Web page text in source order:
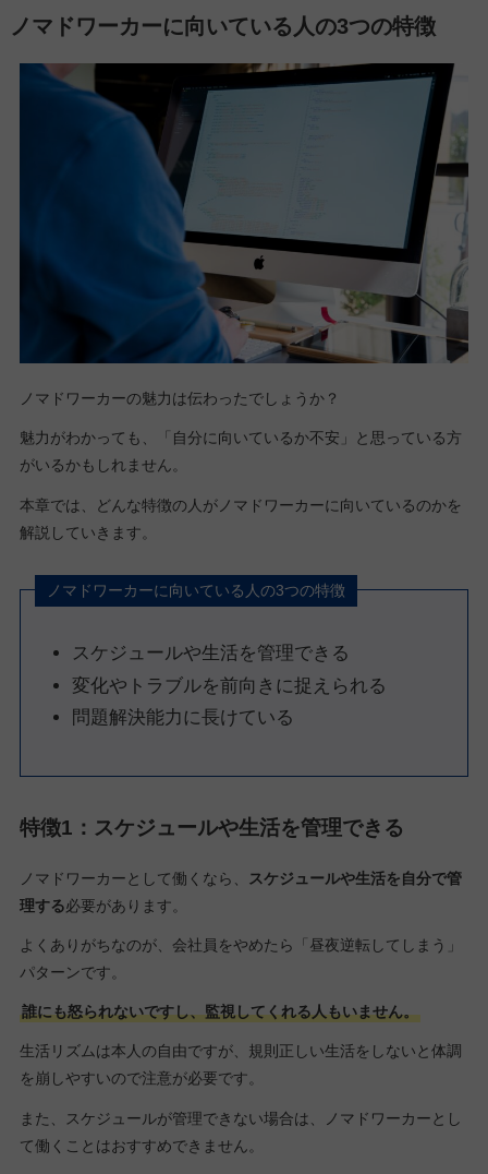
ノマドワーカーに向いている人の3つの特徴
ノマドワーカーの魅力は伝わったでしょうか？
魅力がわかっても、「自分に向いているか不安」と思っている方
がいるかもしれません。
本章では、どんな特徴の人がノマドワーカーに向いているのかを
解説していきます。
ノマドワーカーに向いている人の3つの特徴
スケジュールや生活を管理できる
変化やトラブルを前向きに捉えられる
問題解決能力に長けている
特徴1：スケジュールや生活を管理できる
ノマドワーカーとして働くなら、
スケジュールや生活を自分で管
理する必要があります。
よくありがちなのが、会社員をやめたら「昼夜逆転してしまう」
パターンです。
誰にも怒られないですし、監視してくれる人もいません。
生活リズムは本人の自由ですが、規則正しい生活をしないと体調
を崩しやすいので注意が必要です。
また、スケジュールが管理できない場合は、ノマドワーカーとし
て働くことはおすすめできません。